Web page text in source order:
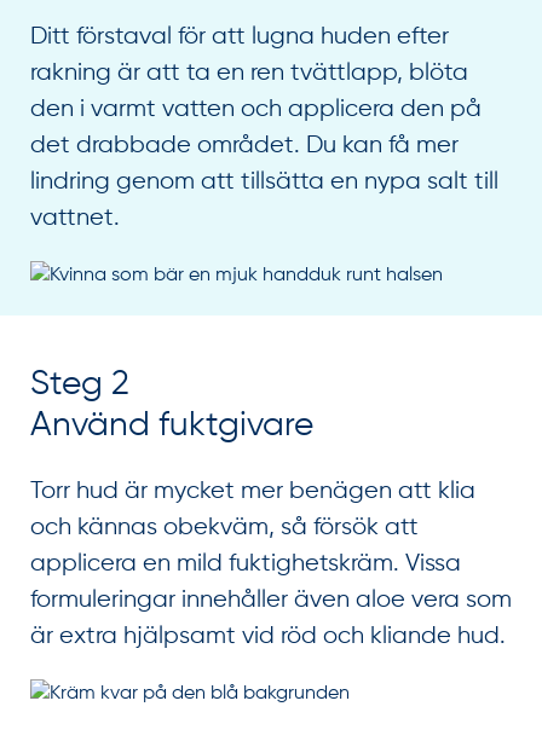
Ditt förstaval för att lugna huden efter
rakning är att ta en ren tvättlapp, blöta
den i varmt vatten och applicera den på
det drabbade området. Du kan få mer
lindring genom att tillsätta en nypa salt till
vattnet.
Steg 2
Använd fuktgivare
Torr hud är mycket mer benägen att klia
och kännas obekväm, så försök att
applicera en mild fuktighetskräm. Vissa
formuleringar innehåller även aloe vera som
är extra hjälpsamt vid röd och kliande hud.